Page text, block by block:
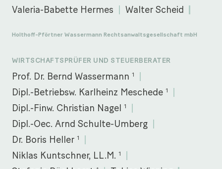
Valeria-Babette Hermes
Walter Scheid
Holthoff-Pförtner Wassermann Rechtsanwaltsgesellschaft mbH
WIRTSCHAFTSPRÜFER UND STEUERBERATER
Prof. Dr. Bernd Wassermann 1
Dipl.-Betriebsw. Karlheinz Meschede 1
Dipl.-Finw. Christian Nagel 1
Dipl.-Oec. Arnd Schulte-Umberg
Dr. Boris Heller 1
Niklas Kuntschner, LL.M. 1